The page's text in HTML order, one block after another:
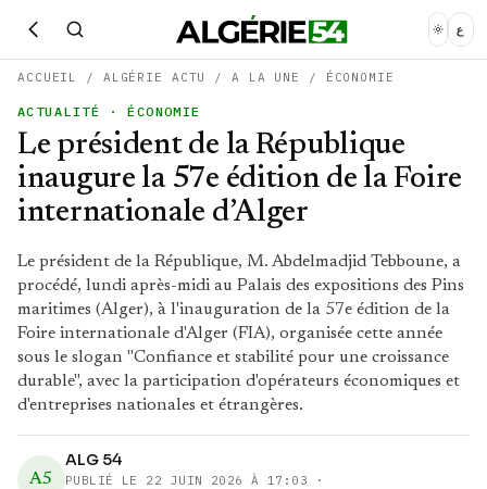
ع
ACCUEIL / ALGÉRIE ACTU /A LA UNE / ÉCONOMIE
ACTUALITÉ · ÉCONOMIE
Le président de la République
inaugure la 57e édition de la Foire
internationale d’Alger
Le président de la République, M. Abdelmadjid Tebboune, a
procédé, lundi après-midi au Palais des expositions des Pins
maritimes (Alger), à l'inauguration de la 57e édition de la
Foire internationale d'Alger (FIA), organisée cette année
sous le slogan "Confiance et stabilité pour une croissance
durable", avec la participation d'opérateurs économiques et
d'entreprises nationales et étrangères.
A5
ALG 54
PUBLIÉ LE 22 JUIN 2026 À 17:03 ·